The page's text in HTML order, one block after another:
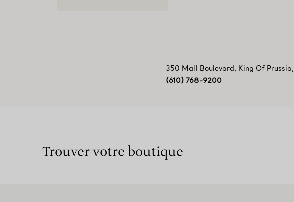
350 Mall Boulevard, King Of Prussia,
(610) 768-9200
Trouver votre boutique